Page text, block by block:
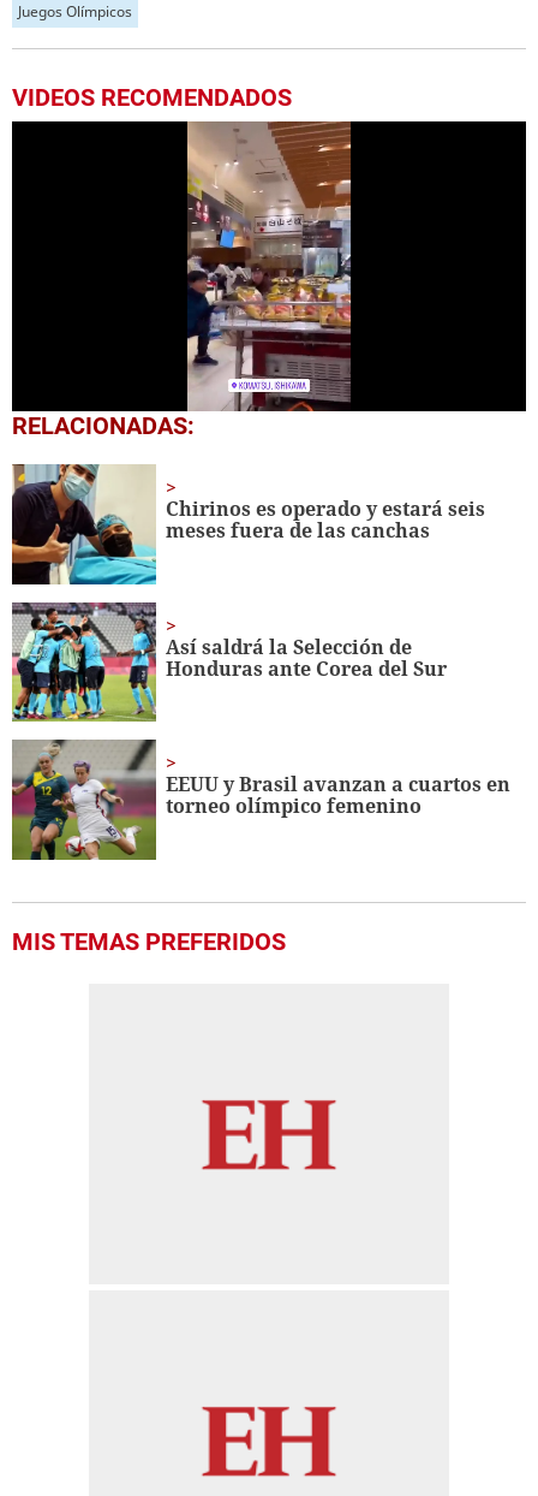
Juegos Olímpicos
VIDEOS RECOMENDADOS
0
seconds
2
minutes,
seconds
RELACIONADAS:
Chirinos es operado y estará seis
meses fuera de las canchas
Así saldrá la Selección de
Honduras ante Corea del Sur
EEUU y Brasil avanzan a cuartos en
torneo olímpico femenino
MIS TEMAS PREFERIDOS